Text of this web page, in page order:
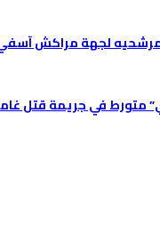
لجهة مراكش آسفي
متورط في جريمة قتل